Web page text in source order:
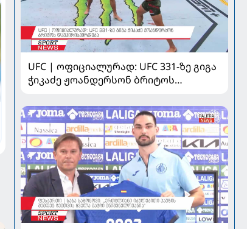
UFC | ოფიციალურად: UFC 331-ზე გიგა
ჭიკაძე ჟოანდერსონ ბრიტოს